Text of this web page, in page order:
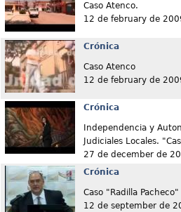
Caso Atenco.
12 de february de
Crónica
Caso Atenco
12 de february de
Crónica
Independencia y
Judiciales Locales.
27 de december de
Crónica
Caso "Radilla Pacheco"
12 de september de